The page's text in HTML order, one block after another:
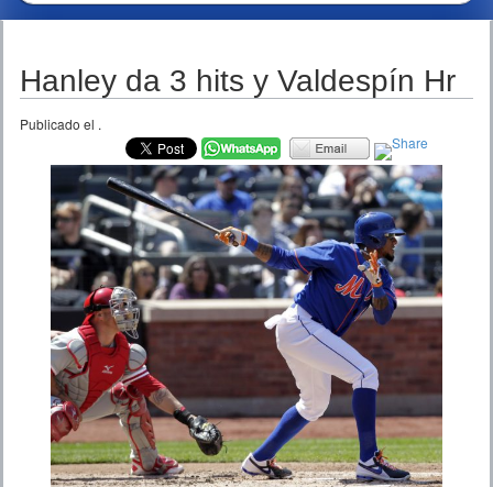
TEMPORADAS
Hanley da 3 hits y Valdespín Hr
Publicado el .